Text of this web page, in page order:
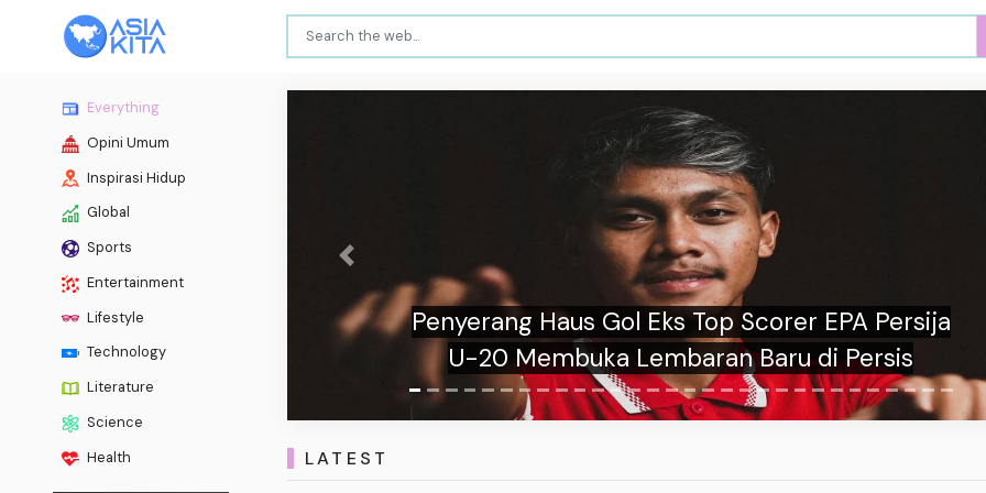
Everything
Opini Umum
Inspirasi Hidup
Global
Sports
Entertainment
Lifestyle
Technology
Literature
Science
Health
Persib Apresiasi Sergio Castel walau Seumur
Jagung di Bandung
Previous
LATEST